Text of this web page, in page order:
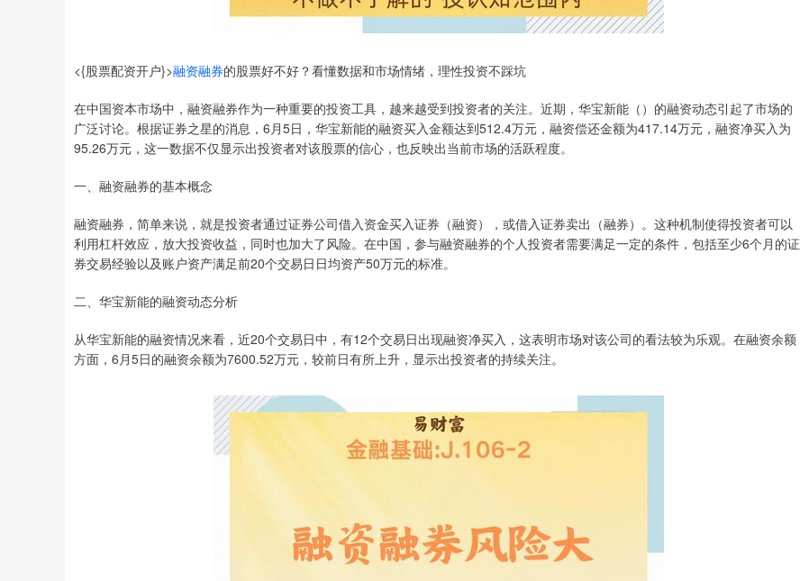
<{股票配资开户}>融资融券的股票好不好？看懂数据和市场情绪，理性投资不踩坑
在中国资本市场中，融资融券作为一种重要的投资工具，越来越受到投资者的关注。近期，华宝新能（）的融资动态引起了市场的
广泛讨论。根据证券之星的消息，6月5日，华宝新能的融资买入金额达到512.4万元，融资偿还金额为417.14万元，融资净买入为
95.26万元，这一数据不仅显示出投资者对该股票的信心，也反映出当前市场的活跃程度。
一、融资融券的基本概念
融资融券，简单来说，就是投资者通过证券公司借入资金买入证券（融资），或借入证券卖出（融券）。这种机制使得投资者可以
利用杠杆效应，放大投资收益，同时也加大了风险。在中国，参与融资融券的个人投资者需要满足一定的条件，包括至少6个月的证
券交易经验以及账户资产满足前20个交易日日均资产50万元的标准。
二、华宝新能的融资动态分析
从华宝新能的融资情况来看，近20个交易日中，有12个交易日出现融资净买入，这表明市场对该公司的看法较为乐观。在融资余额
方面，6月5日的融资余额为7600.52万元，较前日有所上升，显示出投资者的持续关注。